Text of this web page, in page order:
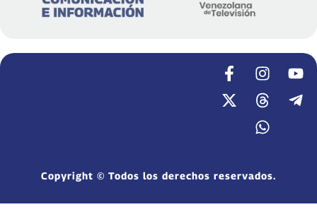
Copyright © Todos los derechos reservados.